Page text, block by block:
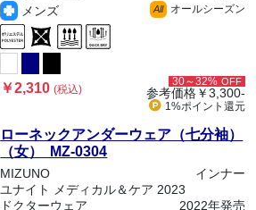
メンズ
All オールシーズン
￥2,310(税込)
30～32% OFF
参考価格￥3,300-
1%ポイント 還元
ローネックアンダーウェア（七分袖）
（女） MZ-0304
MIZUNO
インナー
ユナイト メディカル＆ケア 2023
ドクターウェア
2022年発売